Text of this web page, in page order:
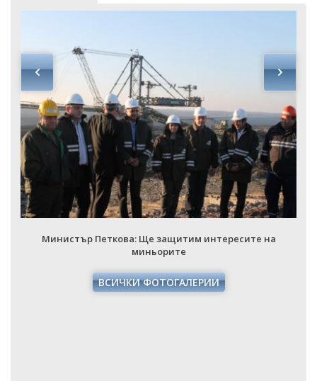
Министър Петкова: Ще защитим интересите на
миньорите
ВСИЧКИ ФОТОГАЛЕРИИ